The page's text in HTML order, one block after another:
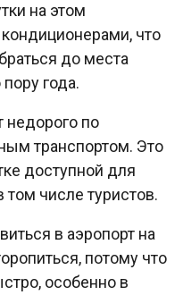
на этом
что
до места
года.
недорого по
транспортом. Это
доступной для
числе туристов.
в аэропорт на
потому что
особенно в